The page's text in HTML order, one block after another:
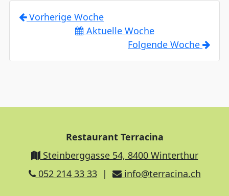
Vorherige Woche
Aktuelle Woche
Folgende Woche
Restaurant Terracina
Steinberggasse 54, 8400 Winterthur
052 214 33 33| info@terracina.ch